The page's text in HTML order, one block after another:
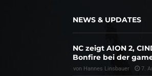
NEWS & UPDATES
NC zeigt AION 2,
Bonfire bei der
von Hannes Linsbauer 7.